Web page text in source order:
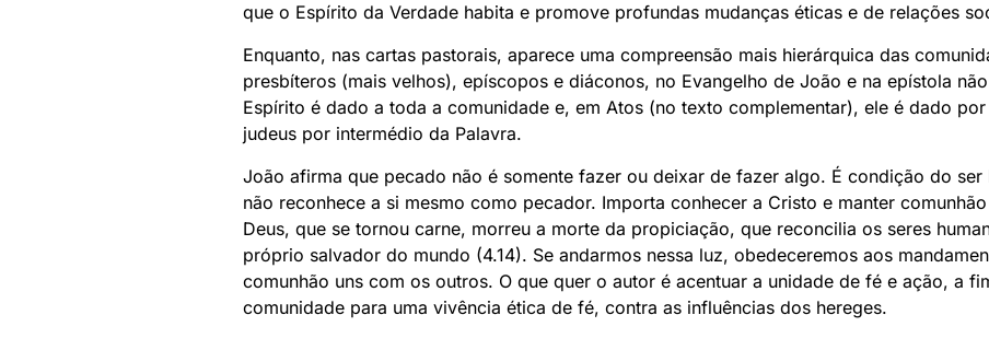
que o Espírito da Verdade habita e promove profundas mudanças éticas e de relações
Enquanto, nas cartas pastorais, aparece uma compreensão mais hierárquica das
presbíteros (mais velhos), epíscopos e diáconos, no Evangelho de João e na epístola
Espírito é dado a toda a comunidade e, em Atos (no texto complementar), ele é dado
judeus por intermédio da Palavra.
João afirma que pecado não é somente fazer ou deixar de fazer algo. É condição do ser
não reconhece a si mesmo como pecador. Importa conhecer a Cristo e manter
Deus, que se tornou carne, morreu a morte da propiciação, que reconcilia os seres
próprio salvador do mundo (4.14). Se andarmos nessa luz, obedeceremos aos
comunhão uns com os outros. O que quer o autor é acentuar a unidade de fé e ação, a
comunidade para uma vivência ética de fé, contra as influências dos hereges.